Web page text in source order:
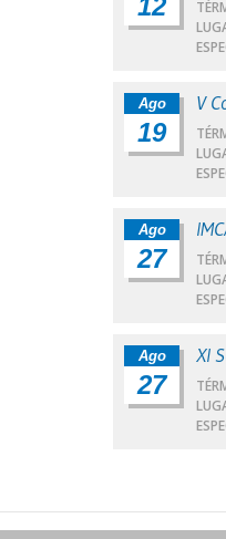
12
Ago
19
V
Ago
27
Ago
27
XI